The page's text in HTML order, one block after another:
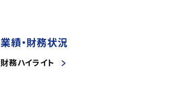
業績・財務状況
財務ハイライト